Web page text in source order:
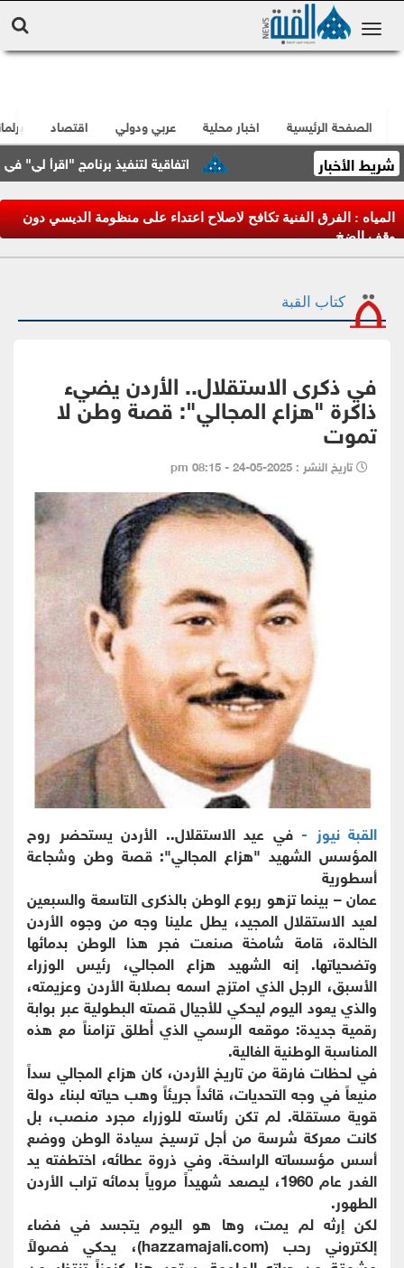
الصفحة الرئيسية اخبار محلية عربي ودولي اقتصاد
شريط الأخبار اتفاقية لتنفيذ برنامج "اقرأ لي" في
المياه : الفرق الفنية تكافح لاصلاح اعتداء على منظومة الديسي دون
وقف الضخ
كتاب القبة
في ذكرى الاستقلال.. الأردن يضيء
ذاكرة "هزاع المجالي": قصة وطن لا
تموت
تاريخ النشر : 2025-05-24 - 08:15 pm
القبة نيوز - في عيد الاستقلال.. الأردن يستحضر روح
المؤسس الشهيد "هزاع المجالي": قصة وطن وشجاعة
أسطورية
عمان – بينما تزهو ربوع الوطن بالذكرى التاسعة والسبعين
لعيد الاستقلال المجيد، يطل علينا وجه من وجوه الأردن
الخالدة، قامة شامخة صنعت فجر هذا الوطن بدمائها
وتضحياتها. إنه الشهيد هزاع المجالي، رئيس الوزراء
الأسبق، الرجل الذي امتزج اسمه بصلابة الأردن وعزيمته،
والذي يعود اليوم ليحكي للأجيال قصته البطولية عبر بوابة
رقمية جديدة: موقعه الرسمي الذي أُطلق تزامناً مع هذه
المناسبة الوطنية الغالية.
في لحظات فارقة من تاريخ الأردن، كان هزاع المجالي سداً
منيعاً في وجه التحديات، قائداً جريئاً وهب حياته لبناء دولة
قوية مستقلة. لم تكن رئاسته للوزراء مجرد منصب، بل
كانت معركة شرسة من أجل ترسيخ سيادة الوطن ووضع
أسس مؤسساته الراسخة. وفي ذروة عطائه، اختطفته يد
الغدر عام 1960، ليصعد شهيداً مروياً بدمائه تراب الأردن
الطهور.
لكن إرثه لم يمت، وها هو اليوم يتجسد في فضاء
إلكتروني رحب (hazzamajali.com)، يحكي فصولاً